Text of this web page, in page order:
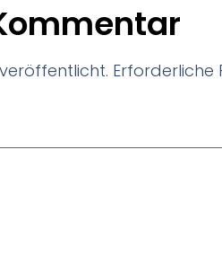
Erforderliche